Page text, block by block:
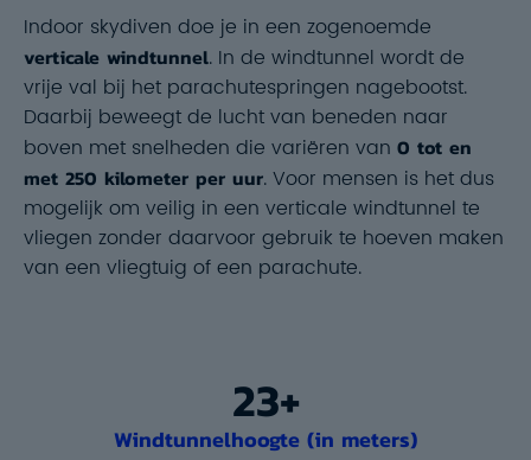
Indoor skydiven doe je in een zogenoemde
verticale windtunnel. In de windtunnel wordt de
vrije val bij het parachutespringen nagebootst.
Daarbij beweegt de lucht van beneden naar
boven met snelheden die variëren van 0 tot en
met 250 kilometer per uur. Voor mensen is het dus
mogelijk om veilig in een verticale windtunnel te
vliegen zonder daarvoor gebruik te hoeven maken
van een vliegtuig of een parachute.
23+
Windtunnelhoogte (in meters)